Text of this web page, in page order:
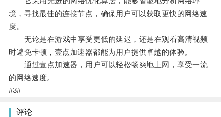
境，寻找最佳的连接节点，确保用户可以获取更快的网络速
度。
无论是在游戏中享受更低的延迟，还是在观看高清视频
时避免卡顿，壹点加速器都能为用户提供卓越的体验。
通过壹点加速器，用户可以轻松畅爽地上网，享受一流
的网络速度。
#3#
评论